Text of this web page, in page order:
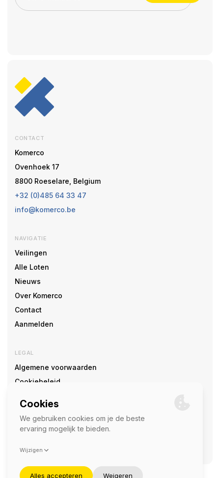
CONTACT
Komerco
Ovenhoek 17
8800 Roeselare, Belgium
+32 (0)485 64 33 47
info@komerco.be
NAVIGATIE
Veilingen
Alle Loten
Nieuws
Over Komerco
Contact
Aanmelden
LEGAL
Algemene voorwaarden
Cookiebeleid
SOCIAL
©2026 — Komerco